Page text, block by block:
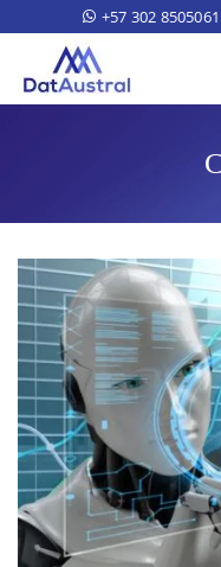
+57 302 8505061